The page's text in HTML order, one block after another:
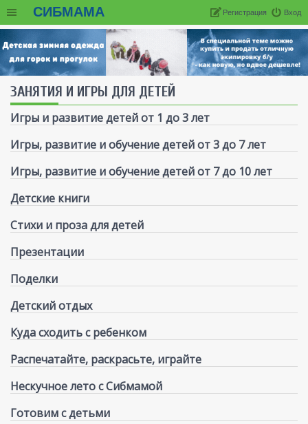
СИБМАМА Вход
Регистрация
ЗАНЯТИЯ И ИГРЫ ДЛЯ ДЕТЕЙ
Игры и развитие детей от 1 до 3 лет
Игры, развитие и обучение детей от 3 до 7 лет
Игры, развитие и обучение детей от 7 до 10 лет
Детские книги
Стихи и проза для детей
Презентации
Поделки
Детский отдых
Куда сходить с ребенком
Распечатайте, раскрасьте, играйте
Нескучное лето с Сибмамой
Готовим с детьми